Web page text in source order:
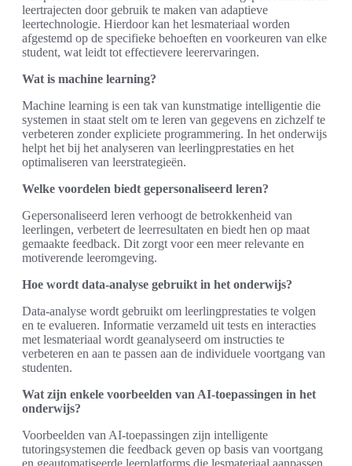
leertrajecten door gebruik te maken van adaptieve
leertechnologie. Hierdoor kan het lesmateriaal worden
afgestemd op de specifieke behoeften en voorkeuren van elke
student, wat leidt tot effectievere leerervaringen.
Wat is machine learning?
Machine learning is een tak van kunstmatige intelligentie die
systemen in staat stelt om te leren van gegevens en zichzelf te
verbeteren zonder expliciete programmering. In het onderwijs
helpt het bij het analyseren van leerlingprestaties en het
optimaliseren van leerstrategieën.
Welke voordelen biedt gepersonaliseerd leren?
Gepersonaliseerd leren verhoogt de betrokkenheid van
leerlingen, verbetert de leerresultaten en biedt hen op maat
gemaakte feedback. Dit zorgt voor een meer relevante en
motiverende leeromgeving.
Hoe wordt data-analyse gebruikt in het onderwijs?
Data-analyse wordt gebruikt om leerlingprestaties te volgen
en te evalueren. Informatie verzameld uit tests en interacties
met lesmateriaal wordt geanalyseerd om instructies te
verbeteren en aan te passen aan de individuele voortgang van
studenten.
Wat zijn enkele voorbeelden van AI-toepassingen in het
onderwijs?
Voorbeelden van AI-toepassingen zijn intelligente
tutoringsystemen die feedback geven op basis van voortgang
en geautomatiseerde leerplatforms die lesmateriaal aanpassen